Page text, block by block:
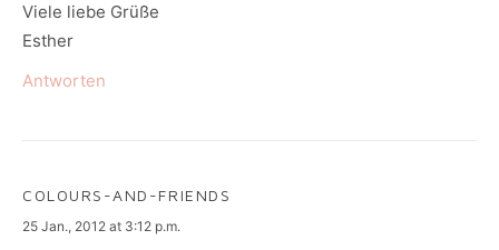
Viele liebe Grüße
Esther
Antworten
COLOURS-AND-FRIENDS
says:
25 Jan., 2012 at 3:12 p.m.